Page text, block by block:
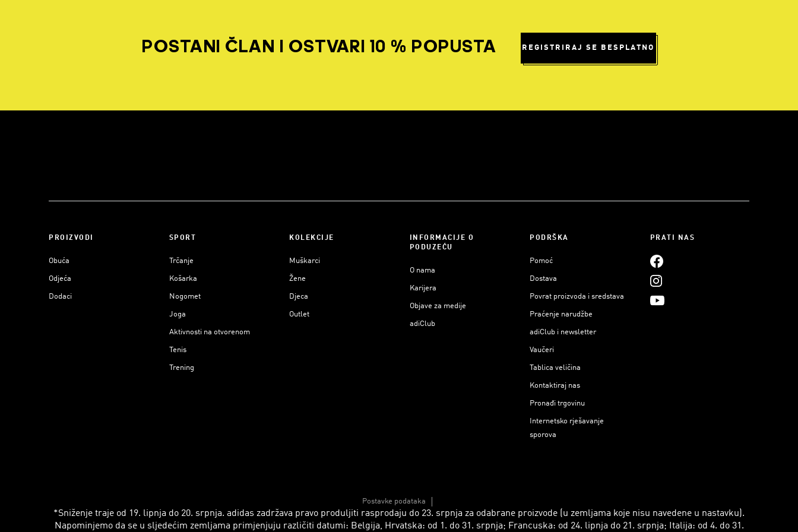
POSTANI ČLAN I OSTVARI 10 % POPUSTA REGISTRIRAJ SE BESPLATNO
PROIZVODI
Obuća
Odjeća
Dodaci
SPORT
Trčanje
Košarka
Nogomet
Joga
Aktivnosti na otvorenom
Tenis
Trening
KOLEKCIJE
Muškarci
Žene
Djeca
Outlet
INFORMACIJE O
PODUZEĆU
O nama
Karijera
Objave za medije
adiClub
PODRŠKA
Pomoć
Dostava
Povrat proizvoda i sredstava
Praćenje narudžbe
adiClub i newsletter
Vaučeri
Tablica veličina
Kontaktiraj nas
Pronađi trgovinu
Internetsko rješavanje
sporova
PRATI NAS
Postavke podataka
*Sniženje traje od 19. lipnja do 20. srpnja. adidas zadržava pravo produljiti rasprodaju do 23. srpnja za odabrane proizvode (u zemljama koje nisu navedene u nastavku).
Napominjemo da se u sljedećim zemljama primjenjuju različiti datumi: Belgija, Hrvatska: od 1. do 31. srpnja; Francuska: od 24. lipnja do 21. srpnja; Italija: od 4. do 31.